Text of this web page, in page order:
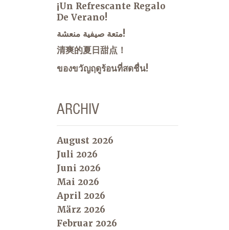
¡Un Refrescante Regalo
De Verano!
متعة صيفية منعشة!
清爽的夏日甜点！
ของขวัญฤดูร้อนที่สดชื่น!
ARCHIV
August 2026
Juli 2026
Juni 2026
Mai 2026
April 2026
März 2026
Februar 2026